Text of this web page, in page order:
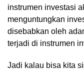
instrumen investasi
menguntungkan
disebabkan oleh
terjadi di instrumen
Jadi kalau bisa kita